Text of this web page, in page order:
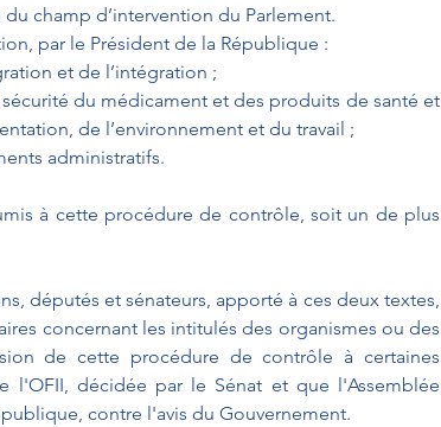
champ d’intervention du Parlement.
par le Président de la République :
et de l’intégration ;
du médicament et des produits de santé et
de l’environnement et du travail ;
administratifs.
à cette procédure de contrôle, soit un de plus
députés et sénateurs, apporté à ces deux textes,
concernant les intitulés des organismes ou des
de cette procédure de contrôle à certaines
l'OFII, décidée par le Sénat et que l'Assemblée
contre l'avis du Gouvernement.